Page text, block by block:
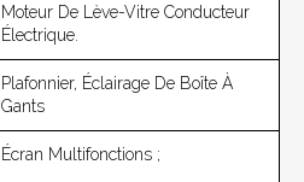
Moteur De Lève-Vitre Conducteur
Électrique.
Plafonnier, Éclairage De Boîte À
Gants
Écran Multifonctions ;